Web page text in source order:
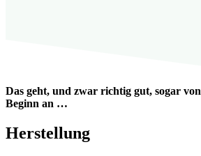
Das geht, und zwar richtig gut, sogar von
Beginn an …
Herstellung